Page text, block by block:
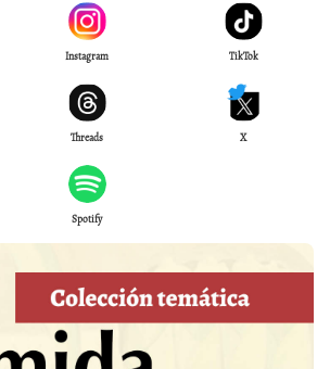
Instagram TikTok
Threads X
Spotify